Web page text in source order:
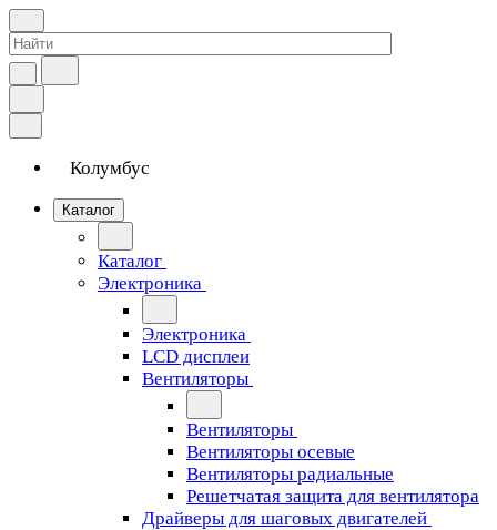
Колумбус
Каталог
Каталог
Электроника
Электроника
LCD дисплеи
Вентиляторы
Вентиляторы
Вентиляторы осевые
Вентиляторы радиальные
Решетчатая защита для вентилятора
Драйверы для шаговых двигателей